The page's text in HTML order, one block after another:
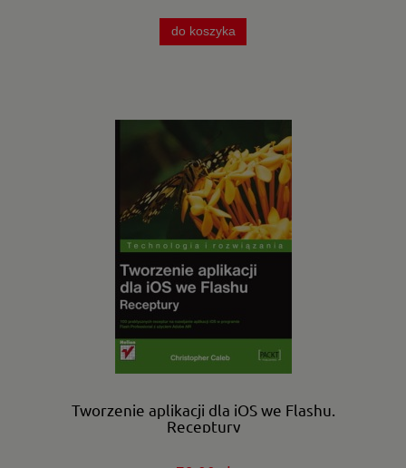
do koszyka
Tworzenie aplikacji dla iOS we Flashu.
Receptury